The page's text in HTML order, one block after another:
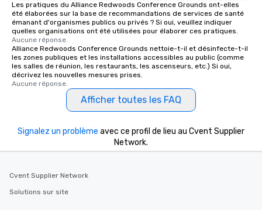
Les pratiques du Alliance Redwoods Conference Grounds ont-elles
été élaborées sur la base de recommandations de services de santé
émanant d'organismes publics ou privés ? Si oui, veuillez indiquer
quelles organisations ont été utilisées pour élaborer ces pratiques.
Aucune réponse.
Alliance Redwoods Conference Grounds nettoie-t-il et désinfecte-t-il
les zones publiques et les installations accessibles au public (comme
les salles de réunion, les restaurants, les ascenseurs, etc.) Si oui,
décrivez les nouvelles mesures prises.
Aucune réponse.
Afficher toutes les FAQ
Signalez un problème avec ce profil de lieu au Cvent Supplier
Network.
Cvent Supplier Network
Solutions sur site